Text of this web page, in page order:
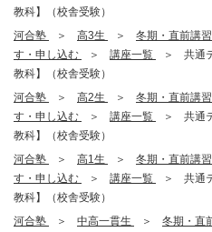
教科】（校舎受験）
河合塾
高3生 冬期・直前講
す・申し込む
講座一覧
共通
教科】（校舎受験）
河合塾
高2生 冬期・直前講
す・申し込む
講座一覧
共通
教科】（校舎受験）
河合塾
高1生 冬期・直前講
す・申し込む
講座一覧
共通
教科】（校舎受験）
河合塾
中高一貫生 冬期・直